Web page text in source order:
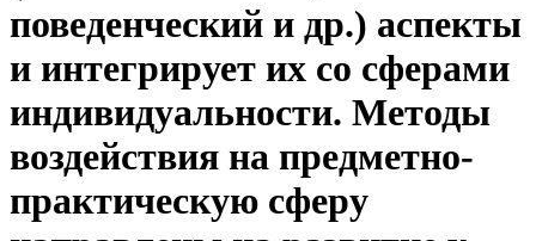
поведенческий и др.) аспекты
и интегрирует их со сферами
индивидуальности. Методы
воздействия на предметно-
практическую сферу